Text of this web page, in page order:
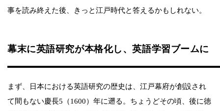
事を読み終えた後、きっと江戸時代と答えるかもしれない。
幕末に英語研究が本格化し、英語学習ブームに
まず、日本における英語研究の歴史は、江戸幕府が創設され
て間もない慶長5（1600）年に遡る。ちょうどその頃、後に徳